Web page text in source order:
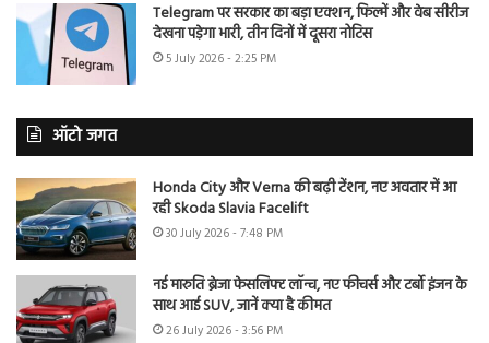
Telegram पर सरकार का बड़ा एक्शन, फिल्में और वेब सीरीज
देखना पड़ेगा भारी, तीन दिनों में दूसरा नोटिस
5 July 2026 - 2:25 PM
ऑटो जगत
Honda City और Verna की बढ़ी टेंशन, नए अवतार में आ
रही Skoda Slavia Facelift
30 July 2026 - 7:48 PM
नई मारुति ब्रेजा फेसलिफ्ट लॉन्च, नए फीचर्स और टर्बो इंजन के
साथ आई SUV, जानें क्या है कीमत
26 July 2026 - 3:56 PM